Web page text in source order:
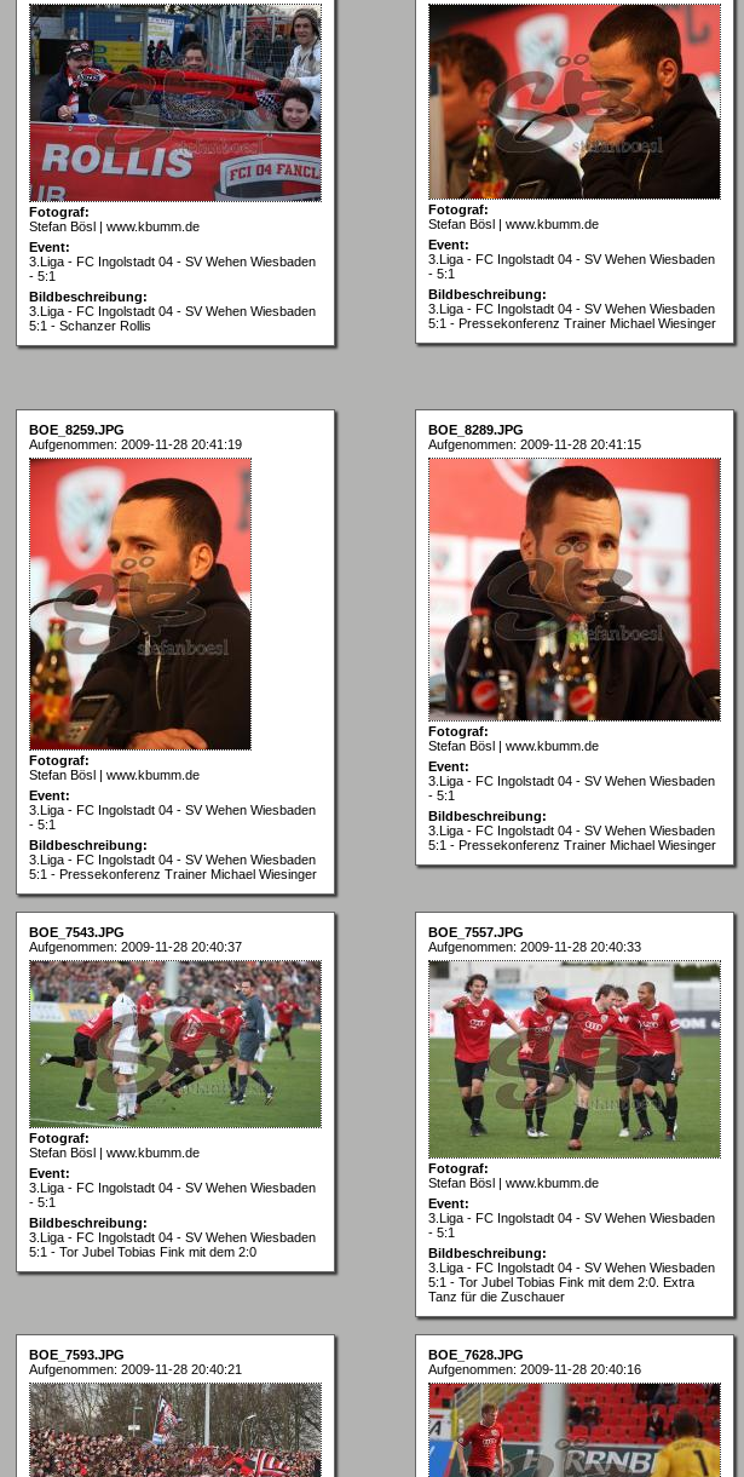
Fotograf:
Stefan Bösl | www.kbumm.de
Event:
3.Liga - FC Ingolstadt 04 - SV Wehen Wiesbaden
- 5:1
Bildbeschreibung:
3.Liga - FC Ingolstadt 04 - SV Wehen Wiesbaden
5:1 - Schanzer Rollis
Fotograf:
Stefan Bösl | www.kbumm.de
Event:
3.Liga - FC Ingolstadt 04 - SV Wehen Wiesbaden
- 5:1
Bildbeschreibung:
3.Liga - FC Ingolstadt 04 - SV Wehen Wiesbaden
5:1 - Pressekonferenz Trainer Michael Wiesinger
BOE_8259.JPG
Aufgenommen: 2009-11-28 20:41:19
Fotograf:
Stefan Bösl | www.kbumm.de
Event:
3.Liga - FC Ingolstadt 04 - SV Wehen Wiesbaden
- 5:1
Bildbeschreibung:
3.Liga - FC Ingolstadt 04 - SV Wehen Wiesbaden
5:1 - Pressekonferenz Trainer Michael Wiesinger
BOE_8289.JPG
Aufgenommen: 2009-11-28 20:41:15
Fotograf:
Stefan Bösl | www.kbumm.de
Event:
3.Liga - FC Ingolstadt 04 - SV Wehen Wiesbaden
- 5:1
Bildbeschreibung:
3.Liga - FC Ingolstadt 04 - SV Wehen Wiesbaden
5:1 - Pressekonferenz Trainer Michael Wiesinger
BOE_7543.JPG
Aufgenommen: 2009-11-28 20:40:37
Fotograf:
Stefan Bösl | www.kbumm.de
Event:
3.Liga - FC Ingolstadt 04 - SV Wehen Wiesbaden
- 5:1
Bildbeschreibung:
3.Liga - FC Ingolstadt 04 - SV Wehen Wiesbaden
5:1 - Tor Jubel Tobias Fink mit dem 2:0
BOE_7557.JPG
Aufgenommen: 2009-11-28 20:40:33
Fotograf:
Stefan Bösl | www.kbumm.de
Event:
3.Liga - FC Ingolstadt 04 - SV Wehen Wiesbaden
- 5:1
Bildbeschreibung:
3.Liga - FC Ingolstadt 04 - SV Wehen Wiesbaden
5:1 - Tor Jubel Tobias Fink mit dem 2:0. Extra
Tanz für die Zuschauer
BOE_7593.JPG
Aufgenommen: 2009-11-28 20:40:21
BOE_7628.JPG
Aufgenommen: 2009-11-28 20:40:16